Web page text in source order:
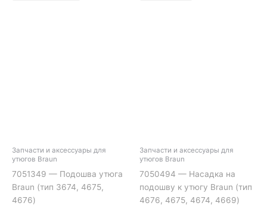
Запчасти и аксессуары для
утюгов Braun
7051349 — Подошва утюга
Braun (тип 3674, 4675,
4676)
Запчасти и аксессуары для
утюгов Braun
7050494 — Насадка на
подошву к утюгу Braun (тип
4676, 4675, 4674, 4669)